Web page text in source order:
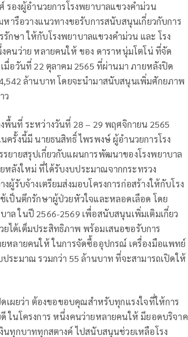
รองผู้อำนวยการโรงพยาบาลแขวงคำม่วน
ารือวางแนวทางขอรับการสนับสนุนเกี่ยวกับการ
ษา ให้กับโรงพยาบาลแขวงคำม่วน และ โรง
คนว่าย หลายคนให้ ของ ดาราหนุ่มโตโน่ ที่จัด
มื่อวันที่ 22 ตุลาคม 2565 ที่ผ่านมา ภายหลังปิด
ล้านบาท โดยจะนำมาสนับสนุนเพิ่มศักยภาพ
ว
พื้นที่ ระหว่างวันที่ 28 – 29 พฤศจิกายน 2565
ครั้งนี้มี นายธนสิทธิ์ ไพรพงษ์ ผู้อำนวยการโรง
ยายสรุปเกี่ยวกับแผนการพัฒนาของโรงพยาบาล
ลังใหม่ ที่ได้รับงบประมาณจากกระทรวง
รับจ้างเตรียมส่งมอบโครงการก่อสร้างให้กับโรง
ป็นตึกรักษาผู้ป่วยหัวใจและหลอดเลือด โดย
ล ในปี 2566-2569 เพื่อสนับสนุนเพิ่มเติมเกี่ยว
ได้เต็มประสิทธิภาพ พร้อมเสนอขอรับการ
หลายคนให้ ในการจัดซื้ออุปกรณ์ เครื่องมือแพทย์
ระมาณ รวมกว่า 55 ล้านบาท ที่จะสามารถเปิดให้
เผยว่า ต้องขอขอบคุณสำหรับทุกแรงใจที่ให้การ
ในโครงการ หนึ่งคนว่ายหลายคนให้ มียอดบริจาค
นทุกบาททุกสตางค์ ไปสนับสนุนช่วยเหลือโรง